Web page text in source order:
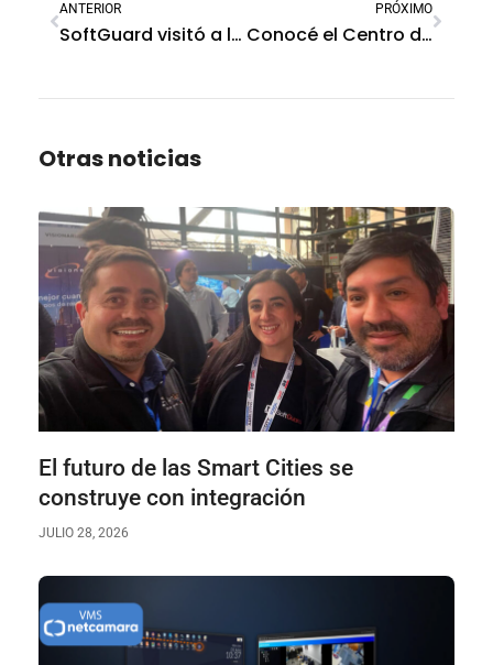
ANTERIOR
SoftGuard visitó a la empresa Segurcom
PRÓXIMO
Conocé el Centro de Monitoreo Urbano más moderno y grande de Latinoamérica
Otras noticias
El futuro de las Smart Cities se
construye con integración
JULIO 28, 2026